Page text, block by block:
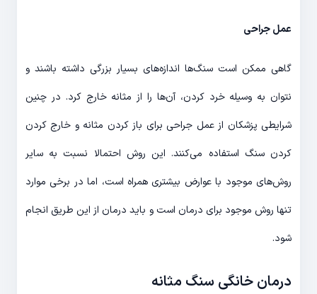
عمل جراحی
گاهی ممکن است سنگ‌ها اندازه‌های بسیار بزرگی داشته باشند و
نتوان به وسیله خرد کردن، آن‌ها را از مثانه خارج کرد. در چنین
شرایطی پزشکان از عمل جراحی برای باز کردن مثانه و خارج کردن
کردن سنگ استفاده می‌کنند. این روش احتمالا نسبت به سایر
روش‌های موجود با عوارض بیشتری همراه است، اما در برخی موارد
تنها روش موجود برای درمان است و باید درمان از این طریق انجام
شود.
درمان خانگی سنگ مثانه